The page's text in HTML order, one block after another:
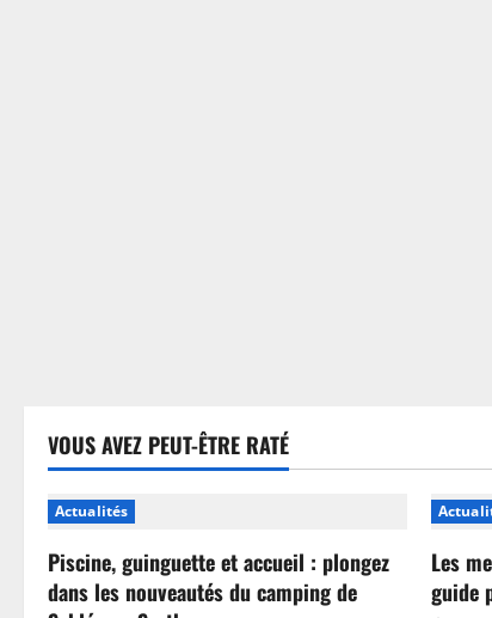
VOUS AVEZ PEUT-ÊTRE RATÉ
Actualités
Piscine, guinguette et accueil : plongez
dans les nouveautés du camping de
Les
guide